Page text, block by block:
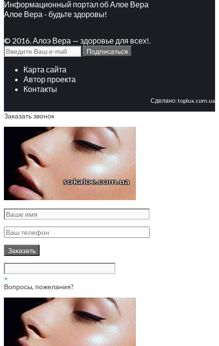
Информационный портал об Алое Вера
Алое Вера - будьте здоровы!
© 2016. Алоэ Вера — здоровье для всех!.
Карта сайта
Автор проекта
Контакты
Сделано:toplux.com.ua
Заказать звонок
×
Вопросы, пожелания?